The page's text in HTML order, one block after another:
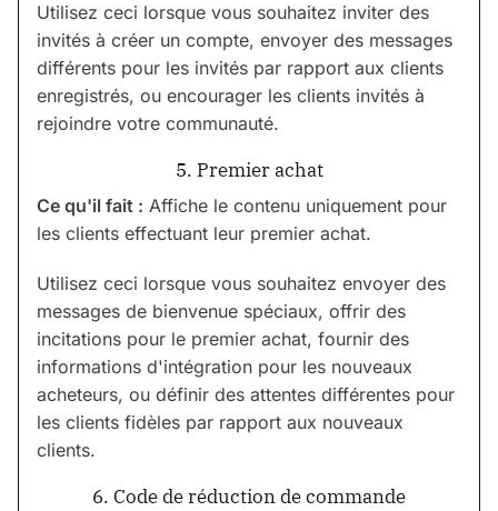
Utilisez ceci lorsque vous souhaitez inviter des
invités à créer un compte, envoyer des messages
différents pour les invités par rapport aux clients
enregistrés, ou encourager les clients invités à
rejoindre votre communauté.
5. Premier achat
Ce qu'il fait : Affiche le contenu uniquement pour
les clients effectuant leur premier achat.
Utilisez ceci lorsque vous souhaitez envoyer des
messages de bienvenue spéciaux, offrir des
incitations pour le premier achat, fournir des
informations d'intégration pour les nouveaux
acheteurs, ou définir des attentes différentes pour
les clients fidèles par rapport aux nouveaux
clients.
6. Code de réduction de commande